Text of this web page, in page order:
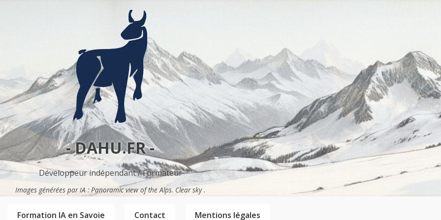
- DAHU.FR -
Développeur indépendant / Formateur
Images générées par IA : Panoramic view of the Alps. Clear sky .
Formation IA en Savoie Contact Mentions légales